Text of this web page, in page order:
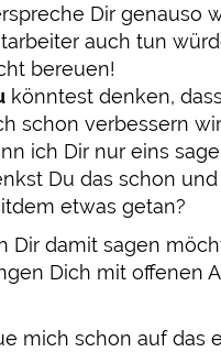
Dir genauso
auch tun
bereuen!
könntest denken,
schon verbessern
ich Dir nur eins
Du das schon
etwas getan?
Dir damit sagen
Dich mit offenen
mich schon auf das